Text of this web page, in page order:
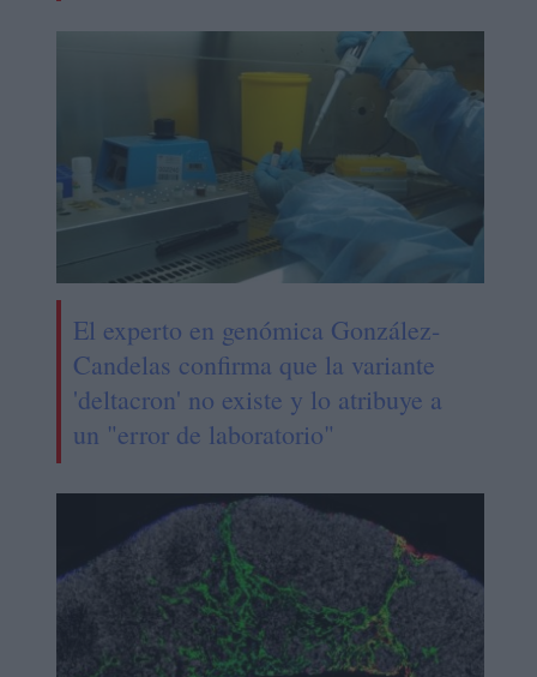
El experto en genómica González-
Candelas confirma que la variante
'deltacron' no existe y lo atribuye a
un "error de laboratorio"